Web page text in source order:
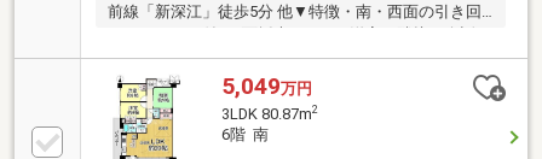
前線「新深江」徒歩5分 他▼特徴・南・西面の引き回
しバルコニー付・2面採光のLDK、洋室が隣接・会話が
弾む対面式カウンターキッチン・洋室2室より利用で
きるWTC・各洋室、廊下に収納有・ペット2匹まで飼
育可能(規約制限有)・留守時も荷受け可能な宅配ボッ
クス▼令和8年5月室内リフォーム内容【交換】キッチ
ン、UB、洗面化粧台、トイレ【その他】全室クロス
5,049万円
3LDK 80.87m2
6階 南